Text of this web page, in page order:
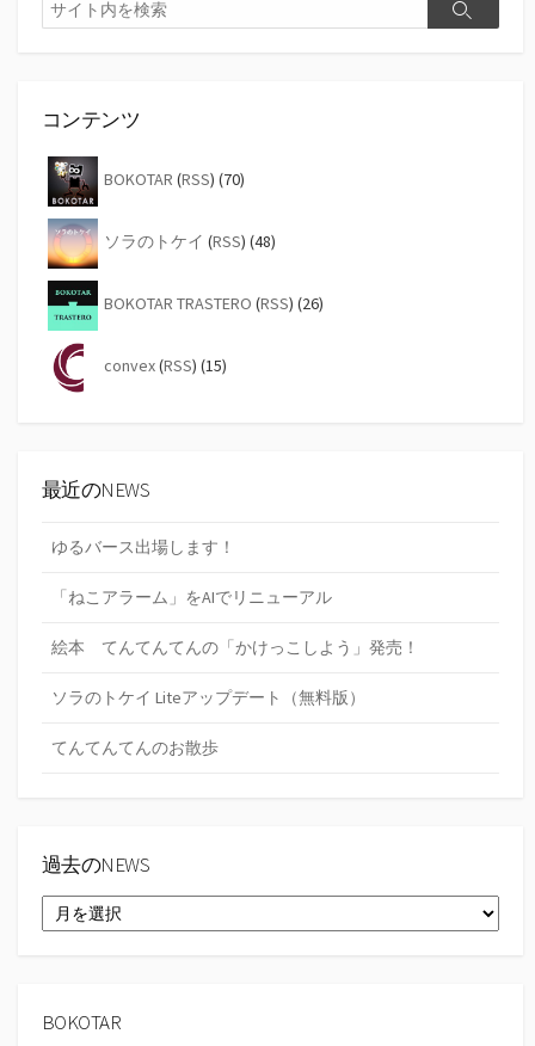
索
検
コンテンツ
BOKOTAR (RSS) (70)
ソラのトケイ (RSS) (48)
BOKOTAR TRASTERO (RSS) (26)
convex(RSS) (15)
最近のNEWS
ゆるバース出場します！
「ねこアラーム」をAIでリニューアル
絵本 てんてんてんの「かけっこしよう」発売！
ソラのトケイ Liteアップデート（無料版）
てんてんてんのお散歩
過去のNEWS
去
BOKOTAR